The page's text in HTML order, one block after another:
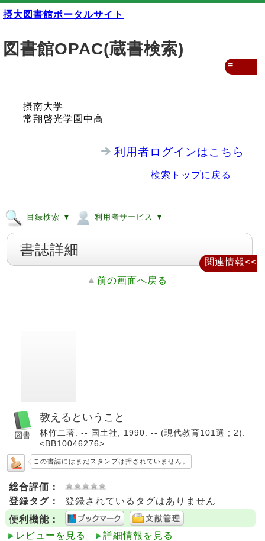
摂大図書館ポータルサイト
図書館OPAC(蔵書検索)
摂南大学
常翔啓光学園中高
利用者ログインはこちら
検索トップに戻る
目録検索 ▼ 利用者サービス ▼
≡
書誌詳細
前の画面へ戻る
教えるということ
林竹二著. -- 国土社, 1990. -- (現代教育101選 ; 2).
<BB10046276>
この書誌にはまだスタンプは押されていません。
総合評価：
登録タグ：
登録されているタグはありません
便利機能：
レビューを見る
詳細情報を見る
関連情報<<